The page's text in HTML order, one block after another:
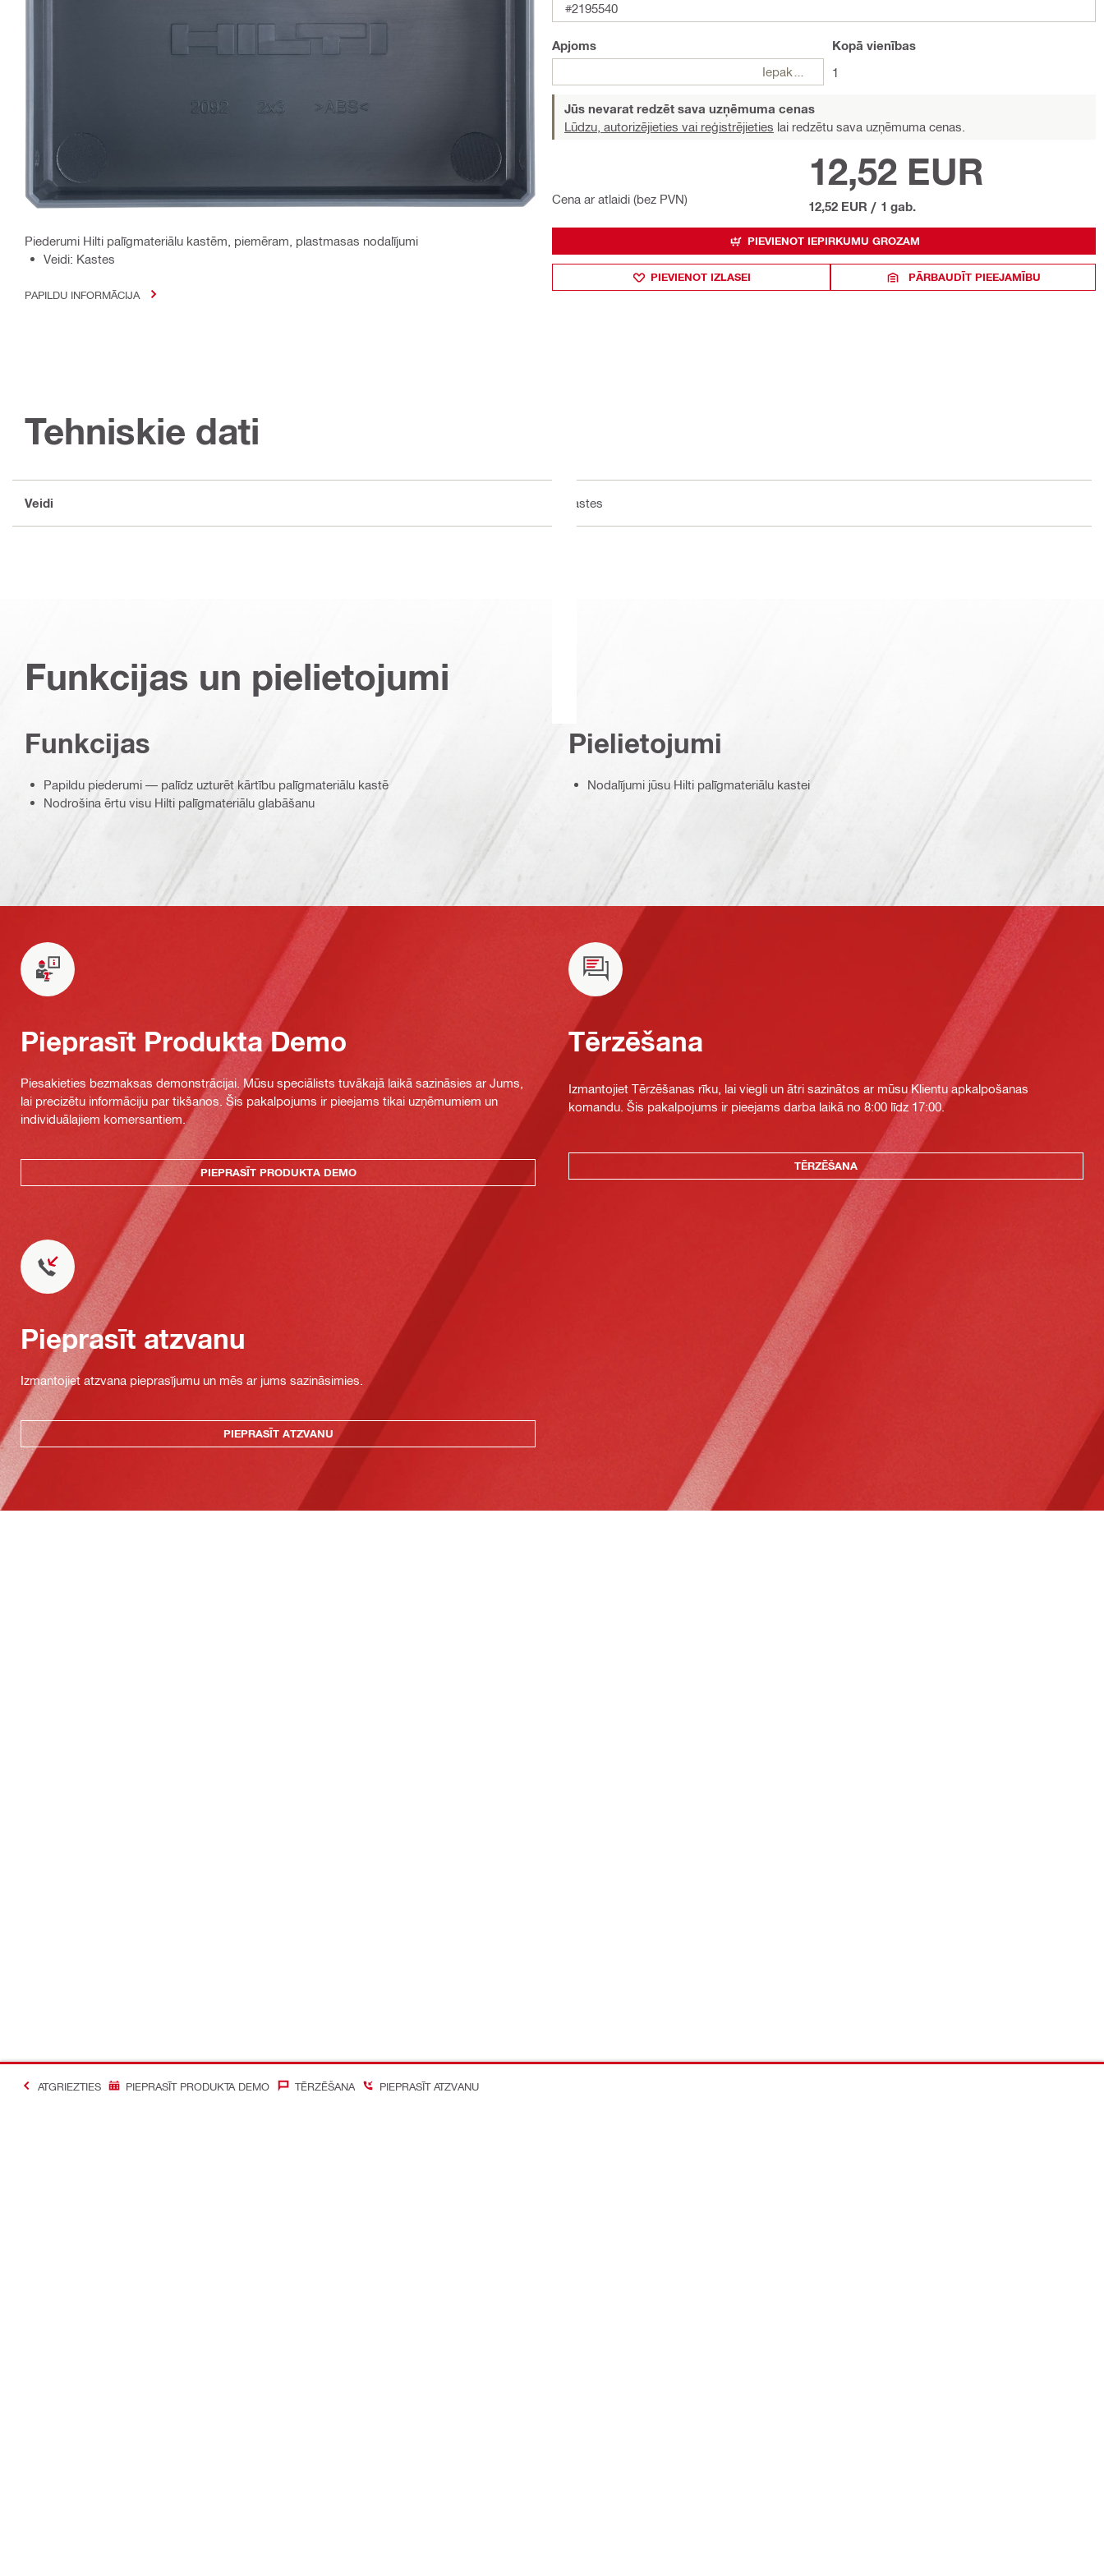
Piederumi Hilti palīgmateriālu kastēm, piemēram, plastmasas nodalījumi
Veidi: Kastes
PAPILDU INFORMĀCIJA
#2195540
Apjoms
Iepakojumi
Kopā vienības
1
Jūs nevarat redzēt sava uzņēmuma cenas
Lūdzu, autorizējieties vai reģistrējieties lai redzētu sava uzņēmuma cenas.
Cena ar atlaidi (bez PVN)
12,52 EUR
12,52 EUR / 1 gab.
PIEVIENOT IEPIRKUMU GROZAM
PIEVIENOT IZLASEI PĀRBAUDĪT PIEEJAMĪBU
Tehniskie dati
Veidi Kastes
Funkcijas un pielietojumi
Funkcijas
Papildu piederumi — palīdz uzturēt kārtību palīgmateriālu kastē
Nodrošina ērtu visu Hilti palīgmateriālu glabāšanu
Pielietojumi
Nodalījumi jūsu Hilti palīgmateriālu kastei
Pieprasīt Produkta Demo
Piesakieties bezmaksas demonstrācijai. Mūsu speciālists tuvākajā laikā sazināsies ar Jums,
lai precizētu informāciju par tikšanos. Šis pakalpojums ir pieejams tikai uzņēmumiem un
individuālajiem komersantiem.
PIEPRASĪT PRODUKTA DEMO
Tērzēšana
Izmantojiet Tērzēšanas rīku, lai viegli un ātri sazinātos ar mūsu Klientu apkalpošanas
komandu. Šis pakalpojums ir pieejams darba laikā no 8:00 līdz 17:00.
TĒRZĒŠANA
Pieprasīt atzvanu
Izmantojiet atzvana pieprasījumu un mēs ar jums sazināsimies.
PIEPRASĪT ATZVANU
ATGRIEZTIES PIEPRASĪT PRODUKTA DEMO TĒRZĒŠANA PIEPRASĪT ATZVANU